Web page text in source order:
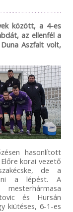
között, a 4-es
az ellenfél a
Aszfalt volt,
hasonlított
korai vezető
de a
a lépést. A
és Hursán
kiütéses, 6-1-es